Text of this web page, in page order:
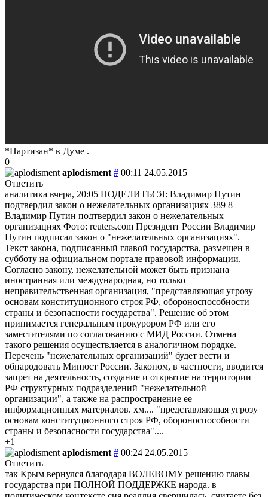
*Партизан* в Думе .
0
aplodisment # 00:11 24.05.2015
Ответить
аналитика вчера, 20:05 ПОДЕЛИТЬСЯ: Владимир Путин
подтвердил закон о нежелательных организациях 389 8
Владимир Путин подтвердил закон о нежелательных
организациях Фото: reuters.com Президент России Владимир
Путин подписал закон о "нежелательных организациях".
Текст закона, подписанный главой государства, размещен в
субботу на официальном портале правовой информации.
Согласно закону, нежелательной может быть признана
иностранная или международная, но только
неправительственная организация, "представляющая угрозу
основам конституционного строя РФ, обороноспособности
страны и безопасности государства". Решение об этом
принимается генеральным прокурором РФ или его
заместителями по согласованию с МИД России. Отмена
такого решения осуществляется в аналогичном порядке.
Перечень "нежелательных организаций" будет вести и
обнародовать Минюст России. Законом, в частности, вводится
запрет на деятельность, создание и открытие на территории
РФ структурных подразделений "нежелательной
организации", а также на распространение ее
информационных материалов. хм.... "представляющая угрозу
основам конституционного строя РФ, обороноспособности
страны и безопасности государства"....
+1
aplodisment # 00:24 24.05.2015
Ответить
так Крым вернулся благодаря ВОЛЕВОМУ решению главы
государства при ПОЛНОЙ ПОДДЕРЖКЕ народа. в